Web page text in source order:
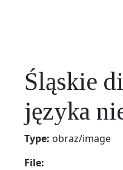
Śląskie
języka
Type: obraz/image
File: